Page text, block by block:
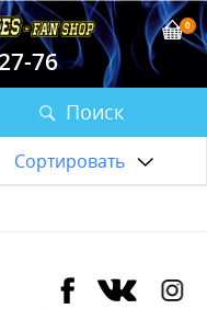
76
Поиск
0
Сортировать